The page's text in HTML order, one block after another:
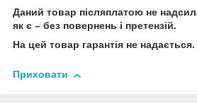
Даний товар післяплатою не
як є – без повернень і претензій.
На цей товар гарантія не надається.
Приховати